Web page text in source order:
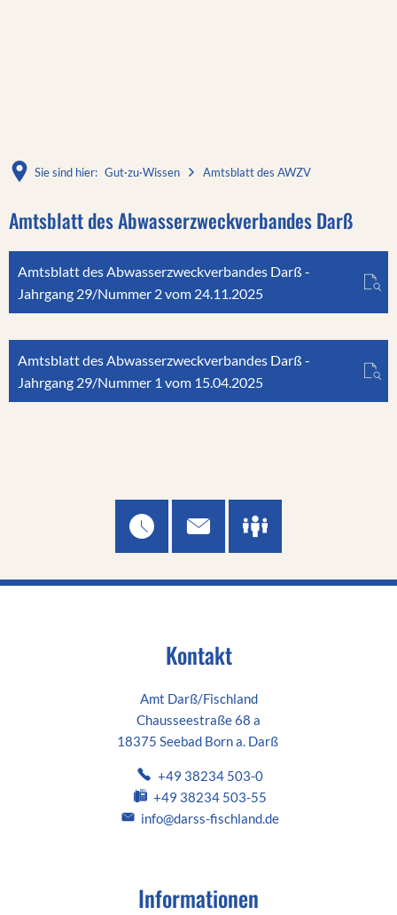
Sie sind hier: Gut·zu·Wissen Amtsblatt des AWZV
Amtsblatt
des
AWZV
Amtsblatt des Abwasserzweckverbandes Darß
Amtsblatt des Abwasserzweckverbandes Darß -
Jahrgang 29/Nummer 2 vom 24.11.2025
Amtsblatt des Abwasserzweckverbandes Darß -
Jahrgang 29/Nummer 1 vom 15.04.2025
Kontakt
Amt Darß/Fischland
Chausseestraße 68 a
18375 Seebad Born a. Darß
+49 38234 503-0
+49 38234 503-55
info@darss-fischland.de
Informationen